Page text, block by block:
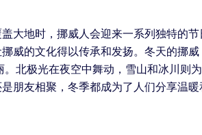
大地时，挪威人会迎来一系列独特的节
威的文化得以传承和发扬。冬天的挪
北极光在夜空中舞动，雪山和冰川则
朋友相聚，冬季都成为了人们分享温